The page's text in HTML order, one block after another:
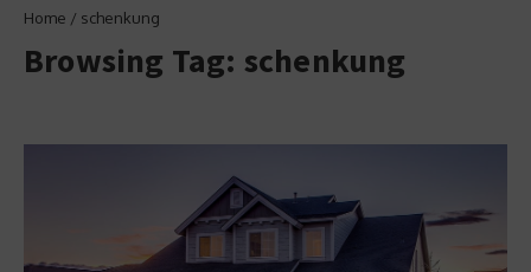
Home / schenkung
Browsing Tag: schenkung